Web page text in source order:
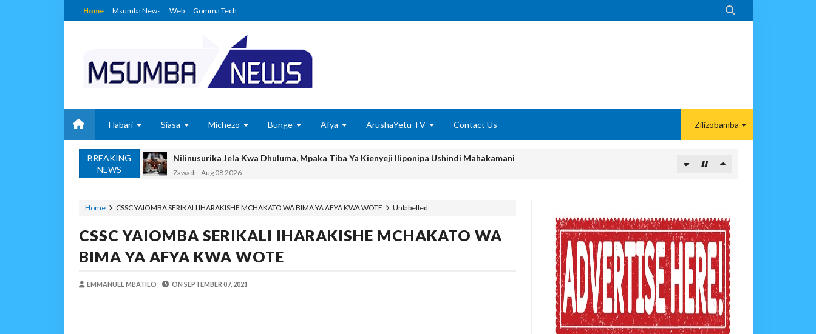
Home Msumba News Web Gomma Tech 
Habari Siasa Michezo Bunge Afya ArushaYetu TV Contact Us Zilizobamba
BREAKING
NEWS
Nilinusurika Jela Kwa Dhuluma, Mpaka Tiba Ya Kienyeji Iliponipa Ushindi Mahakamani
Zawadi -Aug 08 2026
MGALU APONGEZA HATUA ZA SERIKALI KUHAMASISHA MATUMIZI YA NISHATI SAFI YA KUPIKIA
MSUMBA-Aug 08 2026
OKULY BLOG -Aug 08 2026
Home Unlabelled
CSSC YAIOMBA SERIKALI IHARAKISHE MCHAKATO WA BIMA YA AFYA KWA WOTE
CSSC YAIOMBA SERIKALI IHARAKISHE MCHAKATO WA
BIMA YA AFYA KWA WOTE
EMMANUEL MBATILO ON SEPTEMBER 07, 2021